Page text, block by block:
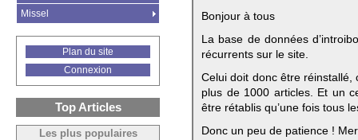
Bonjour à tous
La base de données
récurrents sur le site.
Celui doit donc être
plus de 1000 articles. Et un
être rétablis qu’une fois tous
Donc un peu de patience !
Missel
Plan du site
Connexion
Top Articles
Les plus populaires